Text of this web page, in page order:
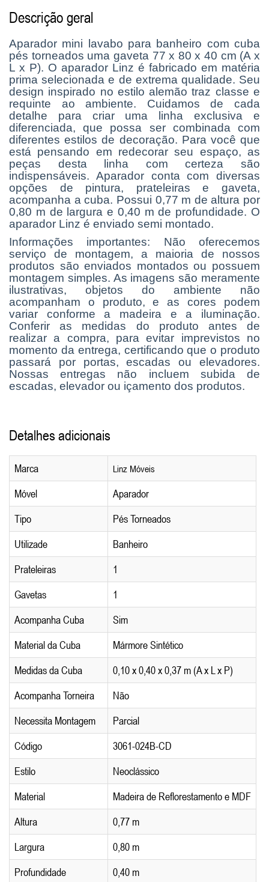
Descrição geral
Aparador mini lavabo para banheiro com cuba
pés torneados uma gaveta 77 x 80 x 40 cm (A x
L x P). O aparador Linz é fabricado em matéria
prima selecionada e de extrema qualidade. Seu
design inspirado no estilo alemão traz classe e
requinte ao ambiente. Cuidamos de cada
detalhe para criar uma linha exclusiva e
diferenciada, que possa ser combinada com
diferentes estilos de decoração. Para você que
está pensando em redecorar seu espaço, as
peças desta linha com certeza são
indispensáveis. Aparador conta com diversas
opções de pintura, prateleiras e gaveta,
acompanha a cuba. Possui 0,77 m de altura por
0,80 m de largura e 0,40 m de profundidade. O
aparador Linz é enviado semi montado.
Informações importantes: Não oferecemos
serviço de montagem, a maioria de nossos
produtos são enviados montados ou possuem
montagem simples. As imagens são meramente
ilustrativas, objetos do ambiente não
acompanham o produto, e as cores podem
variar conforme a madeira e a iluminação.
Conferir as medidas do produto antes de
realizar a compra, para evitar imprevistos no
momento da entrega, certificando que o produto
passará por portas, escadas ou elevadores.
Nossas entregas não incluem subida de
escadas, elevador ou içamento dos produtos.
Detalhes adicionais
Marca Linz Móveis
Móvel
Aparador
Tipo
Pés Torneados
Utilizade
Banheiro
Prateleiras
1
Gavetas
1
Acompanha Cuba
Sim
Material da Cuba
Mármore Sintético
Medidas da Cuba
0,10 x 0,40 x 0,37 m (A x L x P)
Acompanha Torneira
Não
Necessita Montagem
Parcial
Código
3061-024B-CD
Estilo
Neoclássico
Material
Madeira de Reflorestamento e MDF
Altura
0,77 m
Largura
0,80 m
Profundidade
0,40 m